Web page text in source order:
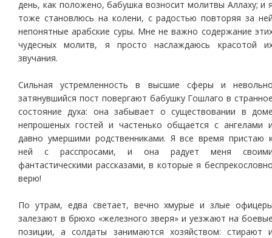
день, как положено, бабушка возносит молитвы Аллаху; и
тоже становлюсь на колени, с радостью повторяя за
непонятные арабские суры. Мне не важно содержание
чудесных молитв, я просто наслаждаюсь красотой
звучания.
Сильная устремленность в высшие сферы и
затянувшийся пост повергают бабушку Гошлаго в
состояние духа: она забывает о существовании в
непрошеных гостей и частенько общается с ангелами
давно умершими родственниками. Я все время пристаю
ней с расспросами, и она радует меня
фантастическими рассказами, в которые я
верю!
По утрам, едва светает, вечно хмурые и злые
залезают в брюхо «железного зверя» и уезжают на
позиции, а солдаты занимаются хозяйством: стирают